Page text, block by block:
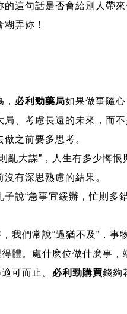
句話是否會給別人帶來
弄妳！
必利勁藥局如果做事隨
考慮長遠的未來，而不
之前要多思考。
大謀”，人生有多少悔恨
有深思熟慮的結果。
“急事宜緩辦，忙則多錯
們常說“過猶不及”，事
。處什麽位做什麽事，
可而止。 必利勁購買錢夠